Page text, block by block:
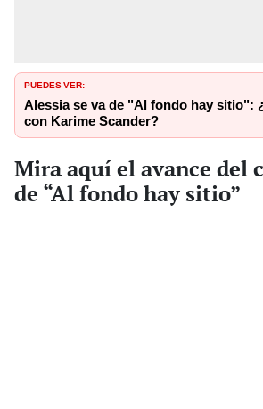
PUEDES VER:
Alessia se va de "Al fondo hay sitio":
con Karime Scander?
Mira aquí el avance del
de “Al fondo hay sitio”